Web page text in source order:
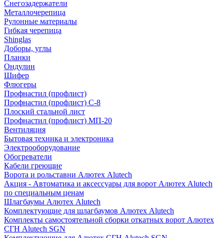
Снегозадержатели
Металлочерепица
Рулонные материалы
Гибкая черепица
Shinglas
Доборы, углы
Планки
Ондулин
Шифер
Флюгеры
Профнастил (профлист)
Профнастил (профлист) С-8
Плоский стальной лист
Профнастил (профлист) МП-20
Вентиляция
Бытовая техника и электроника
Электрооборудование
Обогреватели
Кабели греющие
Ворота и рольставни Алютех Alutech
Акция - Автоматика и аксессуары для ворот Алютех Alutech
по специальным ценам
Шлагбаумы Алютех Alutech
Комплектующие для шлагбаумов Алютех Alutech
Комплекты самостоятельной сборки откатных ворот Алютех
СГН Alutech SGN